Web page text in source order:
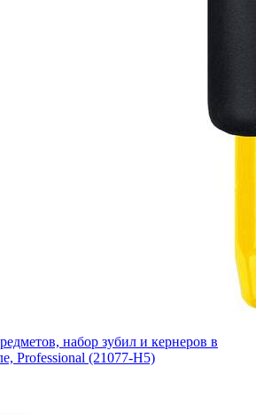
набор зубил и кернеров в
Professional (21077-H5)